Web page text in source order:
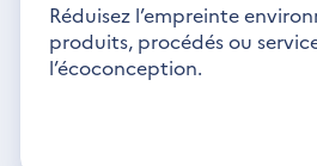
Réduisez l’empreinte
produits, procédés ou
l’écoconception.